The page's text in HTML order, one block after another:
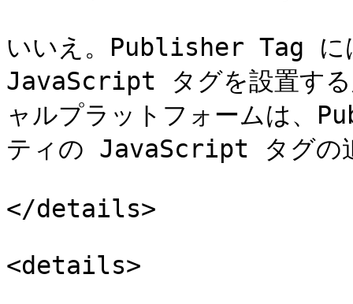
いいえ。Publisher Tag に
JavaScript タグを設置する
ャルプラットフォームは、
ティの JavaScript タグの
</details>
<details>